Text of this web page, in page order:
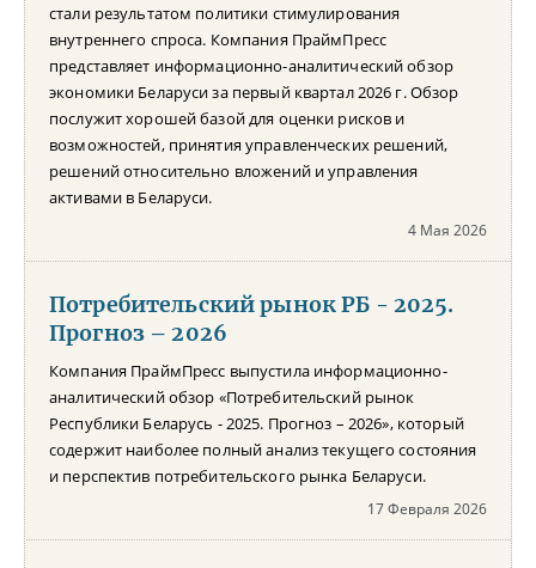
стали результатом политики стимулирования
внутреннего спроса. Компания ПраймПресс
представляет информационно-аналитический обзор
экономики Беларуси за первый квартал 2026 г. Обзор
послужит хорошей базой для оценки рисков и
возможностей, принятия управленческих решений,
решений относительно вложений и управления
активами в Беларуси.
4 Мая 2026
Потребительский рынок РБ - 2025.
Прогноз – 2026
Компания ПраймПресс выпустила информационно-
аналитический обзор «Потребительский рынок
Республики Беларусь - 2025. Прогноз – 2026», который
содержит наиболее полный анализ текущего состояния
и перспектив потребительского рынка Беларуси.
17 Февраля 2026